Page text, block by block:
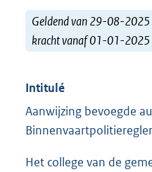
Geldend van 29-08-2025
kracht vanaf 01-01-2025
Intitulé
Aanwijzing bevoegde
Het college van de